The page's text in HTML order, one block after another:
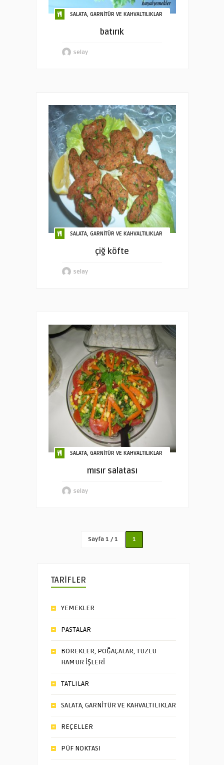
SALATA, GARNİTÜR VE KAHVALTILIKLAR
batırık
selay
SALATA, GARNİTÜR VE KAHVALTILIKLAR
çiğ köfte
selay
SALATA, GARNİTÜR VE KAHVALTILIKLAR
mısır salatası
selay
Sayfa 1 / 1 1
TARİFLER
YEMEKLER
PASTALAR
BÖREKLER, POĞAÇALAR, TUZLU
HAMUR İŞLERİ
TATLILAR
SALATA, GARNİTÜR VE KAHVALTILIKLAR
REÇELLER
PÜF NOKTASI